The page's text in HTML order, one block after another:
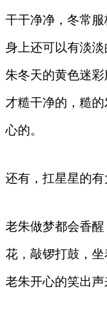
干干净净，冬常
身上还可以有淡
朱冬天的黄色迷
才糙干净的，糙
心的。
还有，扛星星的有
老朱做梦都会香
花，敲锣打鼓，坐
老朱开心的笑出